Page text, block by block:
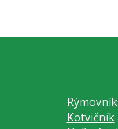
Rýmovník
Kotvičník